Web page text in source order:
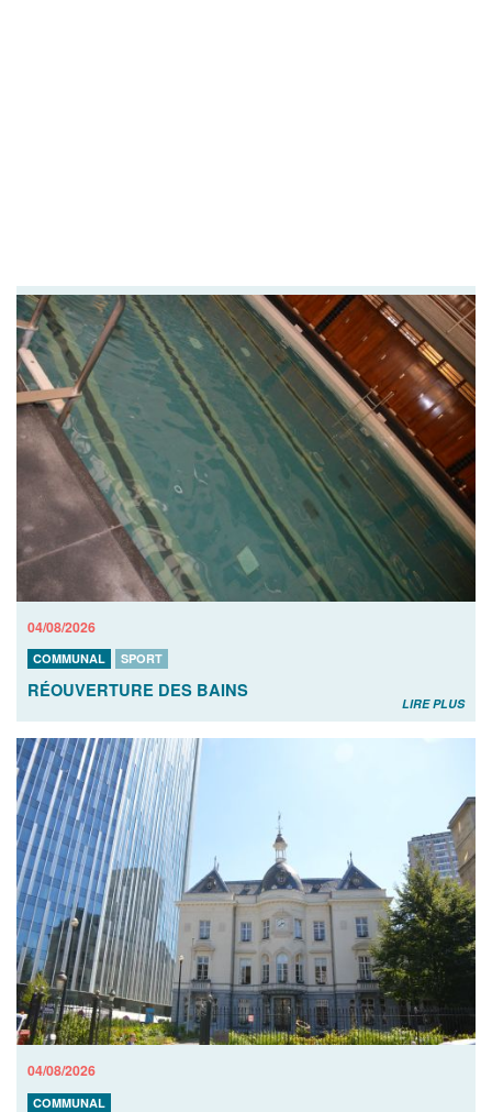
04/08/2026
COMMUNAL SPORT
RÉOUVERTURE DES BAINS
LIRE PLUS
04/08/2026
COMMUNAL